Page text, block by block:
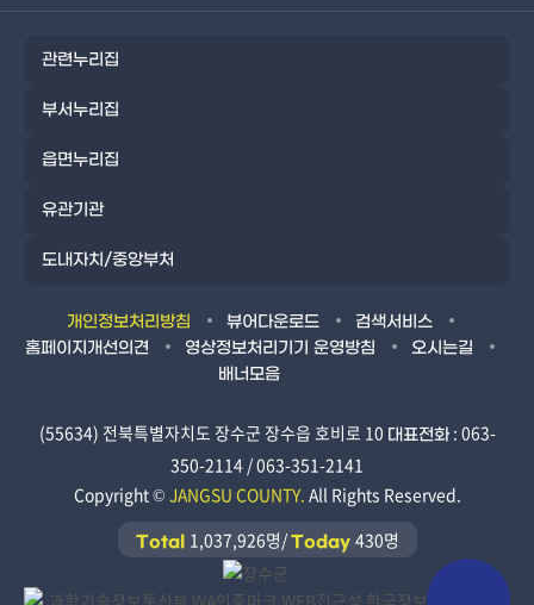
관련누리집
부서누리집
읍면누리집
유관기관
도내자치/중앙부처
개인정보처리방침 뷰어다운로드
검색서비스
홈페이지개선의견
영상정보처리기기 운영방침
오시는길
배너모음
(55634) 전북특별자치도 장수군 장수읍 호비로 10 대표전화: 063-
350-2114 / 063-351-2141
Copyright © JANGSU COUNTY. All Rights Reserved.
Total 1,037,926명/Today 430명